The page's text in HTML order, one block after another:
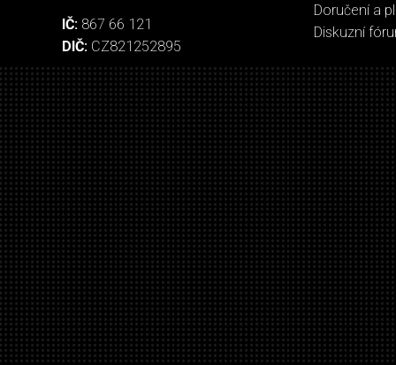
IČ: 867 66 121
DIČ: CZ821252895
Doručení a
Diskuzní